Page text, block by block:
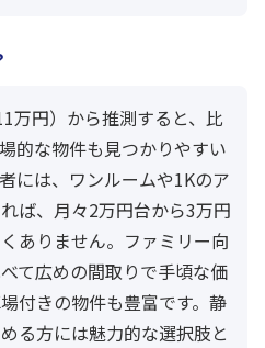
万円）から推測すると、比
的な物件も見つかりやすい
には、ワンルームや1Kのア
ば、月々2万円台から3万円
ありません。ファミリー向
て広めの間取りで手頃な価
付きの物件も豊富です。静
る方には魅力的な選択肢と